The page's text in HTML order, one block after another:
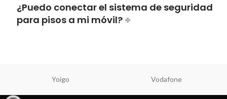
¿Puedo conectar el sistema de seguridad
para pisos a mi móvil?
Yoigo Vodafone